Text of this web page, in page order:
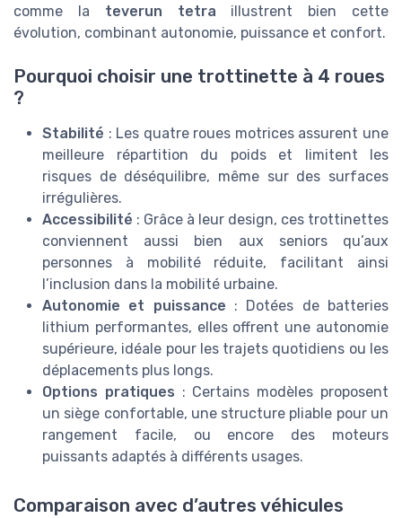
comme la teverun tetra illustrent bien cette
évolution, combinant autonomie, puissance et confort.
Pourquoi choisir une trottinette à 4 roues
?
Stabilité : Les quatre roues motrices assurent une
meilleure répartition du poids et limitent les
risques de déséquilibre, même sur des surfaces
irrégulières.
Accessibilité : Grâce à leur design, ces trottinettes
conviennent aussi bien aux seniors qu’aux
personnes à mobilité réduite, facilitant ainsi
l’inclusion dans la mobilité urbaine.
Autonomie et puissance : Dotées de batteries
lithium performantes, elles offrent une autonomie
supérieure, idéale pour les trajets quotidiens ou les
déplacements plus longs.
Options pratiques : Certains modèles proposent
un siège confortable, une structure pliable pour un
rangement facile, ou encore des moteurs
puissants adaptés à différents usages.
Comparaison avec d’autres véhicules